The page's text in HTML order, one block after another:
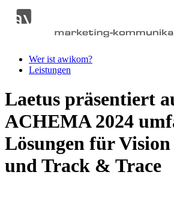
Wer ist awikom?
Leistungen
Laetus präsentiert
ACHEMA 2024
Lösungen für
und Track & Trace